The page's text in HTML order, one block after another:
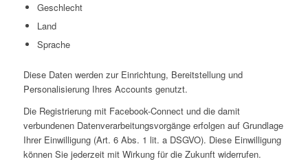
Geschlecht
Land
Sprache
Diese Daten werden zur Einrichtung, Bereitstellung und
Personalisierung Ihres Accounts genutzt.
Die Registrierung mit Facebook-Connect und die damit
verbundenen Datenverarbeitungsvorgänge erfolgen auf Grundlage
Ihrer Einwilligung (Art. 6 Abs. 1 lit. a DSGVO). Diese Einwilligung
können Sie jederzeit mit Wirkung für die Zukunft widerrufen.